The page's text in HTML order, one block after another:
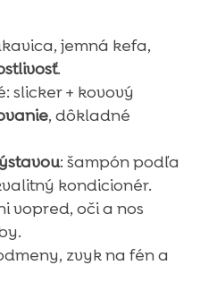
jemná kefa,
.
slicker + kovový
, dôkladné
: šampón podľa
kondicionér.
vopred, oči a nos
zvyk na fén a